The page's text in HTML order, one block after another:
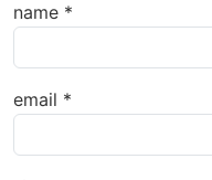
name *
email *